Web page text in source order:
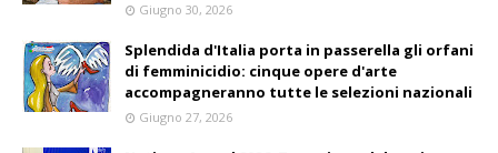
Giugno 30, 2026
Splendida d'Italia porta in passerella gli orfani
di femminicidio: cinque opere d'arte
accompagneranno tutte le selezioni nazionali
Giugno 27, 2026